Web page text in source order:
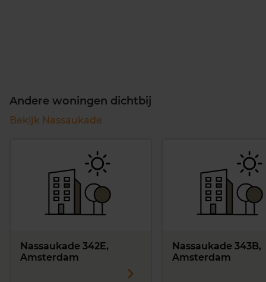
Andere woningen dichtbij
Bekijk Nassaukade
Nassaukade 342E,
Amsterdam
Nassaukade 343B,
Amsterdam